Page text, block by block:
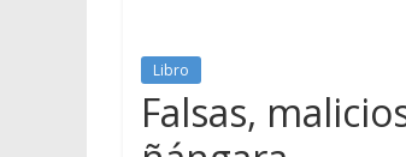
Libro
Falsas,